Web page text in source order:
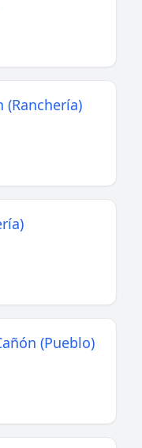
(Ranchería)
(Pueblo)